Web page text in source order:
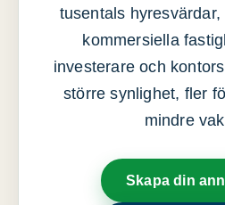
tusentals
kommersiella
investerare och
större synlighet, fler
mindre
Skapa din